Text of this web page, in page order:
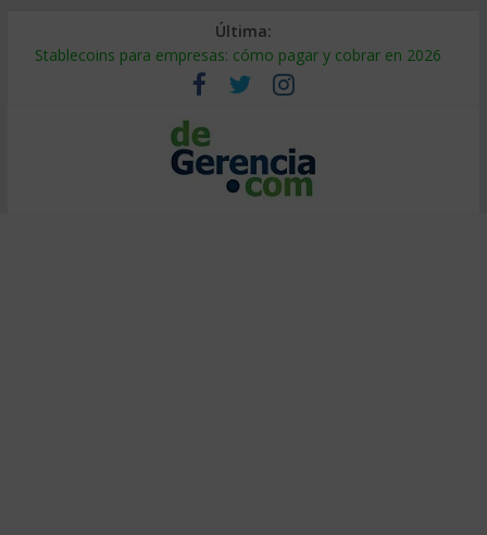
Última:
Stablecoins para empresas: cómo pagar y cobrar en 2026
Despido silencioso: qué es y por qué sale tan caro
IA en selección de personal: cómo auditarla a tiempo
Trabajo forzoso en la cadena de suministro: qué hacer
Mercado hispano de EE. UU.: cómo segmentarlo y venderle